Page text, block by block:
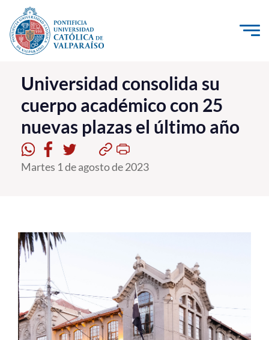
Click acá para ir directamente al contenido
La Universidad
Investigación, Creación e Innovación
PUCV Internacional
Vinculación con el Medio
Postgrado
Formación Continua
Estudiantes
Académicos
Universidad consolida su
cuerpo académico con 25
nuevas plazas el último año
Martes 1 de agosto de 2023